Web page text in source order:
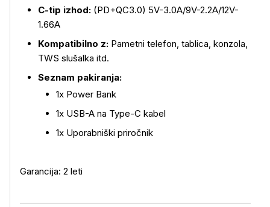
C-tip izhod: (PD+QC3.0) 5V-3.0A/9V-2.2A/12V-
1.66A
Kompatibilno z: Pametni telefon, tablica, konzola,
TWS slušalka itd.
Seznam pakiranja:
1x Power Bank
1x USB-A na Type-C kabel
1x Uporabniški priročnik
Garancija: 2 leti